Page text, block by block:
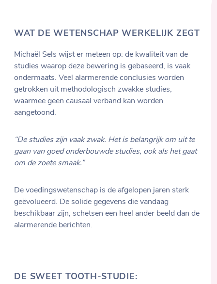
WAT DE WETENSCHAP WERKELIJK ZEGT
Michaël Sels wijst er meteen op: de kwaliteit van de
studies waarop deze bewering is gebaseerd, is vaak
ondermaats. Veel alarmerende conclusies worden
getrokken uit methodologisch zwakke studies,
waarmee geen causaal verband kan worden
aangetoond.
“De studies zijn vaak zwak. Het is belangrijk om uit te
gaan van goed onderbouwde studies, ook als het gaat
om de zoete smaak.”
De voedingswetenschap is de afgelopen jaren sterk
geëvolueerd. De solide gegevens die vandaag
beschikbaar zijn, schetsen een heel ander beeld dan de
alarmerende berichten.
DE SWEET TOOTH-STUDIE: